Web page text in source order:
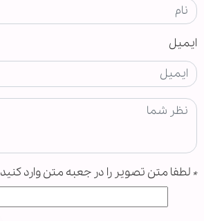
ایمیل
* لطفا متن تصویر را در جعبه متن وارد کنید